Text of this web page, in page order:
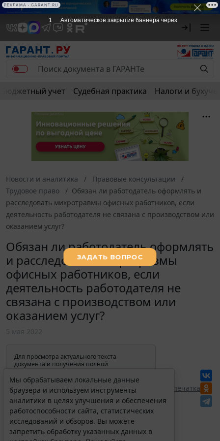
Бюджетный учет Судебная практика Налоги и
Новости и аналитика
Правовые консультации
Трудовое право
Обязан ли работодатель оформлять и
расследовать микротравмы офисных работников, если
деятельность работодателя не связана с производством или
оказанием услуг?
Обязан ли работодатель оформлять
и расследовать микротравмы
офисных работников, если
деятельность работодателя не
связана с производством или
оказанием услуг?
Для просмотра актуального текста
документа и получения полной
изменениях и порядке применения
документа, воспользуйтесь поиском в
Интернет-версии системы ГАРАНТ:
Перепечатка
Мы обрабатываем локальные данные
браузера и используем инструменты
аналитики в целях улучшения и обеспечения
работоспособности сайта, статистических
исследований и обзоров. Вы можете
запретить обработку указанных данных в
1 Автоматическое закрытие баннера через
РЕКЛАМА • GARANT.RU